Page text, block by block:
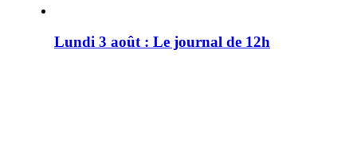
Lundi 3 août : Le journal de 12h